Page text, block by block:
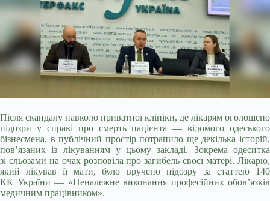
Після скандалу навколо приватної клініки, де лікарям оголошено
підозри у справі про смерть пацієнта — відомого одеського
бізнесмена, в публічний простір потрапило ще декілька історій,
пов’язаних із лікуванням у цьому закладі. Зокрема одеситка
зі сльозами на очах розповіла про загибель своєї матері. Лікарю,
який лікував її мати, було вручено підозру за статтею 140
КК України — «Неналежне виконання професійних обов’язків
медичним працівником».